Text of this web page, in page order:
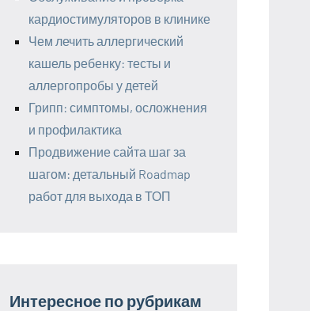
кардиостимуляторов в клинике
Чем лечить аллергический
кашель ребенку: тесты и
аллергопробы у детей
Грипп: симптомы, осложнения
и профилактика
Продвижение сайта шаг за
шагом: детальный Roadmap
работ для выхода в ТОП
Интересное по рубрикам